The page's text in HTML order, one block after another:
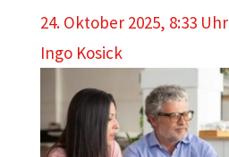
24. Oktober 2025, 8:33 Uhr
Ingo Kosick